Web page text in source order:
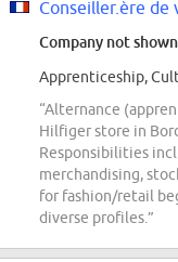
Company not shown
Apprenticeship,
“Alternance
Hilfiger store in
Responsibilities
merchandising,
for fashion/retail
diverse profiles.”